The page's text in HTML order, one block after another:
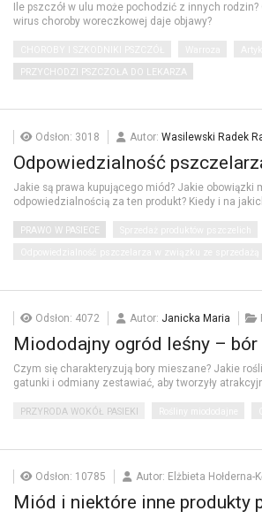
Ile pszczół w ulu może pochodzić z innych
wirus choroby woreczkowej daje objawy?
PRZYCHODZI PSZCZOŁA DO LEKARZA
Odsłon: 3018 Autor: Wasilewski Radek
Odpowiedzialność
Jakie są prawa kupującego miód? Jakie
odpowiedzialnością za ten produkt? Kiedy i na
PRAWO W PASIECE
Odsłon: 4072 Autor: Janicka Maria
Miododajny ogród leśny –
Czym się charakteryzują bory mieszane? Jakie
gatunki i odmiany zestawiać, aby tworzyły
PRZYRODA WOKÓŁ PASIEKI
Odsłon: 10785 Autor: Elżbieta Hołderna-
Miód i niektóre inne produkty